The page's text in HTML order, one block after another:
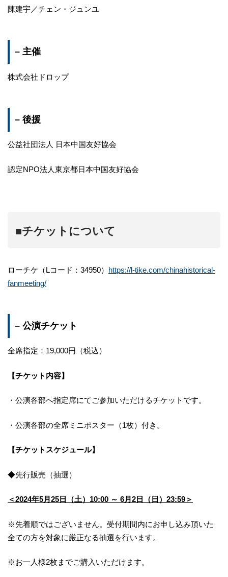
陳建宇／チェン・ジュンユ
– 主催
株式会社ドロップ
– 後援
公益社団法人 日本中国友好協会
認定NPO法人東京都日本中国友好協会
■チケットについて
ローチケ（Lコード：34950） https://l-tike.com/chinahistorical-
fanmeeting/
– 公演チケット
全席指定：19,000円（税込）
【チケット内容】
・公演各部へ指定席にてご参加いただけるチケットです。
・公演各部の全席ミニポスター（1枚）付き。
【チケットスケジュール】
◆先行販売（抽選）
＜2024年5月25日（土）10:00 ～ 6月2日（日）23:59＞
※先着順ではございません。受付期間内にお申し込み頂いた
全ての方を対象に厳正なる抽選を行います。
※お一人様2枚までご購入いただけます。